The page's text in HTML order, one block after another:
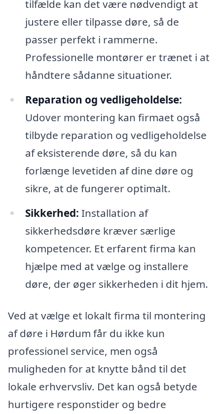
tilfælde kan det være nødvendigt at
justere eller tilpasse døre, så de
passer perfekt i rammerne.
Professionelle montører er trænet i at
håndtere sådanne situationer.
Reparation og vedligeholdelse:
Udover montering kan firmaet også
tilbyde reparation og vedligeholdelse
af eksisterende døre, så du kan
forlænge levetiden af dine døre og
sikre, at de fungerer optimalt.
Sikkerhed: Installation af
sikkerhedsdøre kræver særlige
kompetencer. Et erfarent firma kan
hjælpe med at vælge og installere
døre, der øger sikkerheden i dit hjem.
Ved at vælge et lokalt firma til montering
af døre i Hørdum får du ikke kun
professionel service, men også
muligheden for at knytte bånd til det
lokale erhvervsliv. Det kan også betyde
hurtigere responstider og bedre